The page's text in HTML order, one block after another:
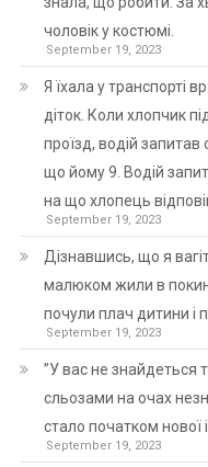
чоловік у костюмі.
September 19, 2023
Я їхала у транспорті
діток. Коли хлопчик
проїзд, водій запитав
що йому 9. Водій
на що хлопець
September 19, 2023
Дізнавшись, що я
малюком жили в
почули плач дитини і
September 19, 2023
”У вас не знайдеться
сльозами на очах
стало початком нової
September 19, 2023